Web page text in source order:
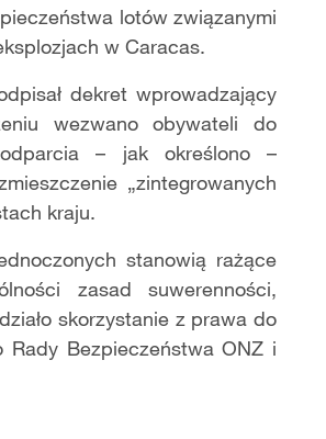
lotów związanymi
w Caracas.
dekret wprowadzający
wezwano obywateli do
– jak określono –
„zintegrowanych
kraju.
stanowią rażące
zasad suwerenności,
skorzystanie z prawa do
Rady Bezpieczeństwa ONZ i